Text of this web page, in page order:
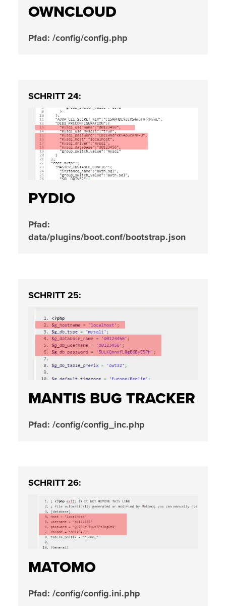
OWNCLOUD
Pfad: /config/config.php
SCHRITT 24:
PYDIO
Pfad:
data/plugins/boot.conf/bootstrap.json
SCHRITT 25:
MANTIS BUG TRACKER
Pfad: /config/config_inc.php
SCHRITT 26:
MATOMO
Pfad: /config/config.ini.php